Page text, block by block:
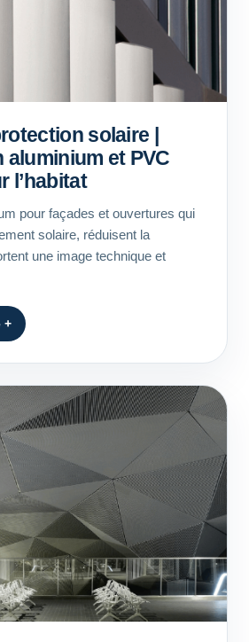
solaire |
aluminium et PVC
l’habitat
pour façades et ouvertures qui
solaire, réduisent la
une image technique et
+